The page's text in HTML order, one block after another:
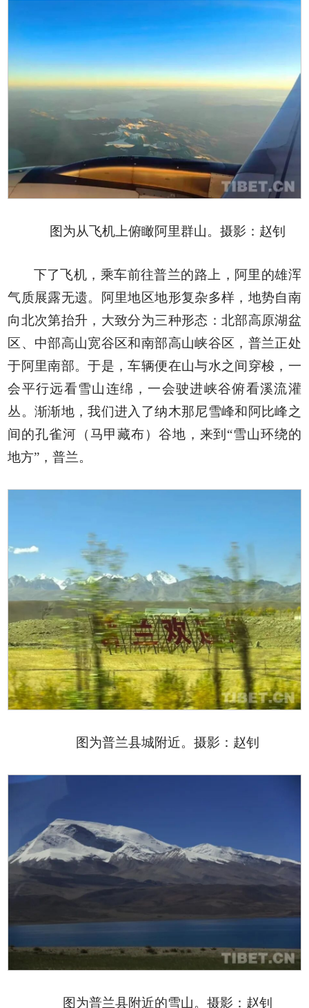
图为从飞机上俯瞰阿里群山。摄影：赵钊
下了飞机，乘车前往普兰的路上，阿里的雄浑
气质展露无遗。阿里地区地形复杂多样，地势自南
向北次第抬升，大致分为三种形态：北部高原湖盆
区、中部高山宽谷区和南部高山峡谷区，普兰正处
于阿里南部。于是，车辆便在山与水之间穿梭，一
会平行远看雪山连绵，一会驶进峡谷俯看溪流灌
丛。渐渐地，我们进入了纳木那尼雪峰和阿比峰之
间的孔雀河（马甲藏布）谷地，来到“雪山环绕的
地方”，普兰。
图为普兰县城附近。摄影：赵钊
图为普兰县附近的雪山。摄影：赵钊